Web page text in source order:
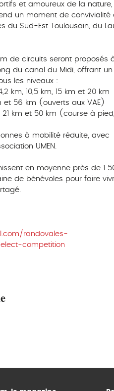
et amoureux de la
un moment de convivialité
du Sud-Est Toulousain, du
de circuits seront proposés
du canal du Midi, offrant
les niveaux :
km, 10,5 km, 15 km et 20 km
et 56 km (ouverts aux VAE)
km et 50 km (course à pied,
à mobilité réduite, avec
UMEN.
en moyenne près de 1
de bénévoles pour faire
randovales-
competition